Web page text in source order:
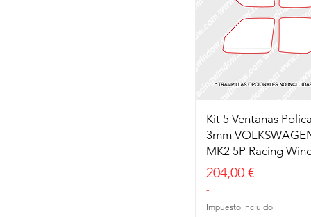
Kit 5 Ventanas
3mm
MK2 5P Racing
Precio
204,00 €
-
Impuesto incluido